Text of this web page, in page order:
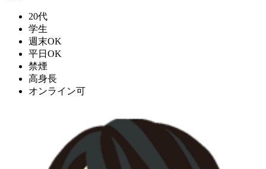
20代
学生
週末OK
平日OK
禁煙
高身長
オンライン可